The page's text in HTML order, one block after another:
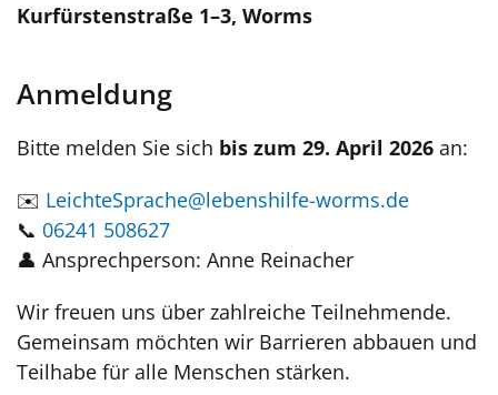
Kurfürstenstraße 1–3, Worms
Anmeldung
Bitte melden Sie sich bis zum 29. April 2026 an:
✉️ LeichteSprache@lebenshilfe-worms.de
📞 06241 508627
👤 Ansprechperson: Anne Reinacher
Wir freuen uns über zahlreiche Teilnehmende.
Gemeinsam möchten wir Barrieren abbauen und
Teilhabe für alle Menschen stärken.